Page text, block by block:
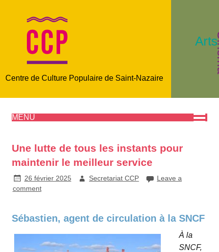
Centre de Culture Populaire de Saint-Nazaire
MENU
Une lutte de tous les instants pour
maintenir le meilleur service
26 février 2025 Secretariat CCP
Leave a
comment
Sébastien, agent de circulation à la SNCF
À la
SNCF,